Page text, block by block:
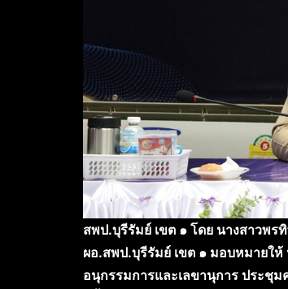
สพป.บุรีรัมย์ เขต ๑ โดย นางสาวพ
ผอ.สพป.บุรีรัมย์ เขต ๑ มอบหมายใ
อนุกรรมการและเลขานุการ ประชุ